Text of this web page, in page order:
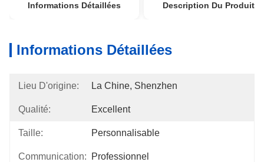
Informations Détaillées Description Du Produit
Informations Détaillées
Lieu D'origine: La Chine, Shenzhen
Qualité: Excellent
Taille: Personnalisable
Communication: Professionnel